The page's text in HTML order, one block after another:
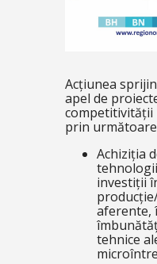
Acțiunea
apel de
prin
Achiziția
investiții
aferente,
tehnice